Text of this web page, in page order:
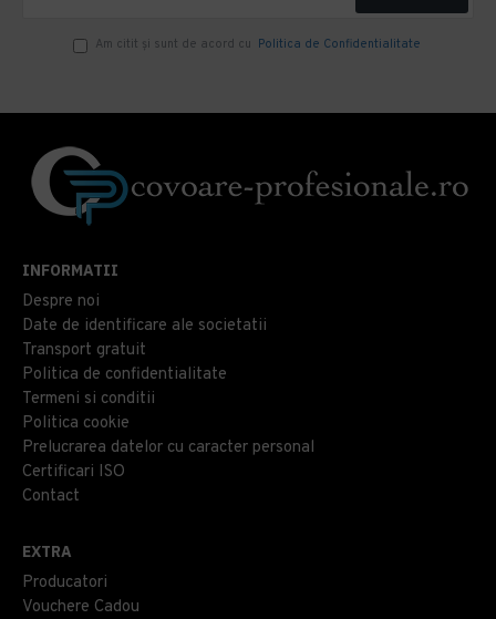
Am citit şi sunt de acord cu Politica de Confidentialitate
INFORMATII
Despre noi
Date de identificare ale societatii
Transport gratuit
Politica de confidentialitate
Termeni si conditii
Politica cookie
Prelucrarea datelor cu caracter personal
Certificari ISO
Contact
EXTRA
Producatori
Vouchere Cadou